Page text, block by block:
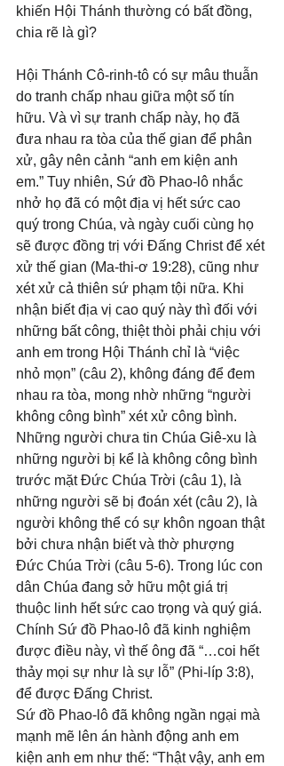
khiến Hội Thánh thường có bất đồng,
chia rẽ là gì?
Hội Thánh Cô-rinh-tô có sự mâu thuẫn
do tranh chấp nhau giữa một số tín
hữu. Và vì sự tranh chấp này, họ đã
đưa nhau ra tòa của thế gian để phân
xử, gây nên cảnh “anh em kiện anh
em.” Tuy nhiên, Sứ đồ Phao-lô nhắc
nhở họ đã có một địa vị hết sức cao
quý trong Chúa, và ngày cuối cùng họ
sẽ được đồng trị với Đấng Christ để xét
xử thế gian (Ma-thi-ơ 19:28), cũng như
xét xử cả thiên sứ phạm tội nữa. Khi
nhận biết địa vị cao quý này thì đối với
những bất công, thiệt thòi phải chịu với
anh em trong Hội Thánh chỉ là “việc
nhỏ mọn” (câu 2), không đáng để đem
nhau ra tòa, mong nhờ những “người
không công bình” xét xử công bình.
Những người chưa tin Chúa Giê-xu là
những người bị kể là không công bình
trước mặt Đức Chúa Trời (câu 1), là
những người sẽ bị đoán xét (câu 2), là
người không thể có sự khôn ngoan thật
bởi chưa nhận biết và thờ phượng
Đức Chúa Trời (câu 5-6). Trong lúc con
dân Chúa đang sở hữu một giá trị
thuộc linh hết sức cao trọng và quý giá.
Chính Sứ đồ Phao-lô đã kinh nghiệm
được điều này, vì thế ông đã “…coi hết
thảy mọi sự như là sự lỗ” (Phi-líp 3:8),
để được Đấng Christ.
Sứ đồ Phao-lô đã không ngần ngại mà
mạnh mẽ lên án hành động anh em
kiện anh em như thế: “Thật vậy, anh em